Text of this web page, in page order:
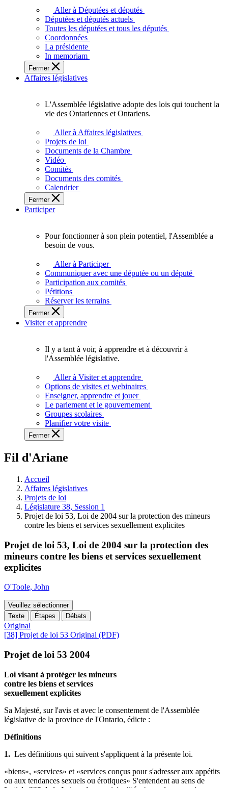
députés
vous
représentent
sein
de
l'Assemblée
législative
l'Ontario.
Aller à Députées et députés
Députées et députés actuels
Toutes les députées et tous les députés
Coordonnées
La présidente
In memoriam
Fermer
Affaires législatives
L'Assemblée
adopte
touchent
des
Ontariennes
et
L'Assemblée législative adopte des lois qui touchent la
vie des Ontariennes et Ontariens.
Aller à Affaires législatives
Projets de loi
Documents de la Chambre
Vidéo
Comités
Documents des comités
Calendrier
Fermer
Participer
plein
potentiel,
l'Assemblée
a
besoin
de
Pour fonctionner à son plein potentiel, l'Assemblée a
besoin de vous.
Aller à Participer
Communiquer avec une députée ou un député
Participation aux comités
Pétitions
Réserver les terrains
Fermer
Visiter et apprendre
voir,
apprendre
et
à
à
législative.
Il y a tant à voir, à apprendre et à découvrir à
l'Assemblée législative.
Aller à Visiter et apprendre
Options de visites et webinaires
Enseigner, apprendre et jouer
Le parlement et le gouvernement
Groupes scolaires
Planifier votre visite
Fermer
Fil d'Ariane
Accueil
Affaires législatives
Projets de loi
Législature 38, Session 1
Projet de loi 53, Loi de 2004 sur la protection des mineurs
contre les biens et services sexuellement explicites
Projet de loi 53, Loi de 2004 sur la protection des
mineurs contre les biens et services sexuellement
explicites
O'Toole, John
Veuillez sélectionner
Texte
Étapes Débats
Original
[38] Projet de loi 53 Original (PDF)
Projet de loi 53 2004
Loi visant à protéger les mineurs
contre les biens et services
sexuellement explicites
Sa Majesté, sur l'avis et avec le consentement de l'Assemblée
législative de la province de l'Ontario, édicte :
Définitions
1. Les définitions qui suivent s'appliquent à la présente loi.
«biens», «services» et «services conçus pour s'adresser aux appétits
ou aux tendances sexuels ou érotiques» S'entendent au sens de